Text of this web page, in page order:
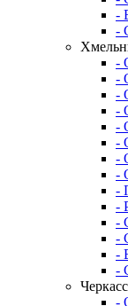
-
-
-
-
-
-
-
-
-
-
-
-
-
-
-
-
-